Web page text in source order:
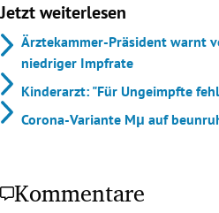
Jetzt weiterlesen
Ärztekammer-Präsident warnt
niedriger Impfrate
Kinderarzt: "Für Ungeimpfte
Corona-Variante Mμ auf
Kommentare